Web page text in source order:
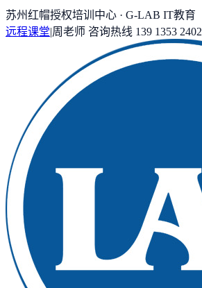
苏州红帽授权培训中心 · G-LAB IT教育
远程课堂|周老师 咨询热线 139 1353 2402